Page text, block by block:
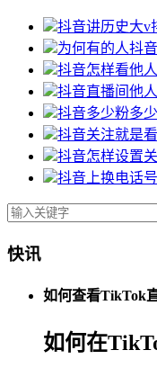
抖音讲历史大v
为何有的人抖
抖音怎样看他
抖音直播间他
抖音多少粉多
抖音关注就是看
抖音怎样设置
抖音上换电话
快讯
如何查看TikTok
如何在